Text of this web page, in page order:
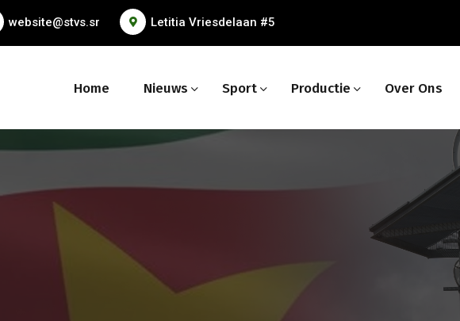
website@stvs.sr Letitia Vriesdelaan #5
Home Nieuws Sport Productie Over Ons